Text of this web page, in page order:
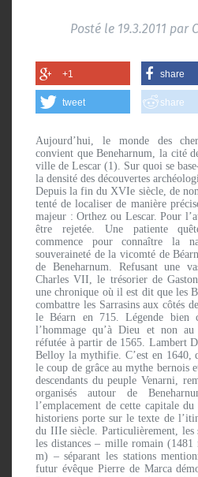
Posté le 19.3.2011 par
+1 share
tweet share
Aujourd’hui, le monde des
convient que Beneharnum, la cité
ville de Lescar (1). Sur quoi se
la densité des découvertes
Depuis la fin du XVIe siècle, de
tenté de localiser de manière
majeur : Orthez ou Lescar. Pour
être rejetée. Une patiente
commence pour connaître la
souveraineté de la vicomté de
de Beneharnum. Refusant une
Charles VII, le trésorier de
une chronique où il est dit que les
combattre les Sarrasins aux côtés
le Béarn en 715. Légende bien
l’hommage qu’à Dieu et non
réfutée à partir de 1565. Lambert
Belloy la mythifie. C’est en 1640,
le coup de grâce au mythe bernois
descendants du peuple Venarni,
organisés autour de
l’emplacement de cette capitale
historiens porte sur le texte de
du IIIe siècle. Particulièrement, les
les distances – mille romain
m) – séparant les stations
futur évêque Pierre de Marca